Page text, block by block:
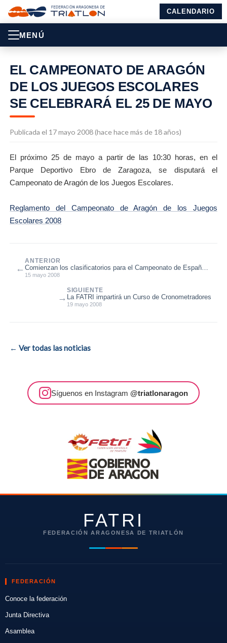
CALENDARIO
MENÚ
EL CAMPEONATO DE ARAGÓN
DE LOS JUEGOS ESCOLARES
SE CELEBRARÁ EL 25 DE MAYO
Publicada el 17 mayo 2008 (hace hace más de 18 años)
El próximo 25 de mayo a partir de las 10:30 horas, en el
Parque Deportivo Ebro de Zaragoza, se disputará el
Campeonato de Aragón de los Juegos Escolares.
Reglamento del Campeonato de Aragón de los Juegos
Escolares 2008
←
ANTERIOR
Comienzan los clasificatorios para el Campeonato de España
de Triatlón
15 mayo 2008
SIGUIENTE
La FATRI impartirá un Curso de Cronometradores
19 mayo 2008
→
← Ver todas las noticias
Síguenos en Instagram @triatlonaragon
FATRI
FEDERACIÓN ARAGONESA DE TRIATLÓN
FEDERACIÓN
Conoce la federación
Junta Directiva
Asamblea